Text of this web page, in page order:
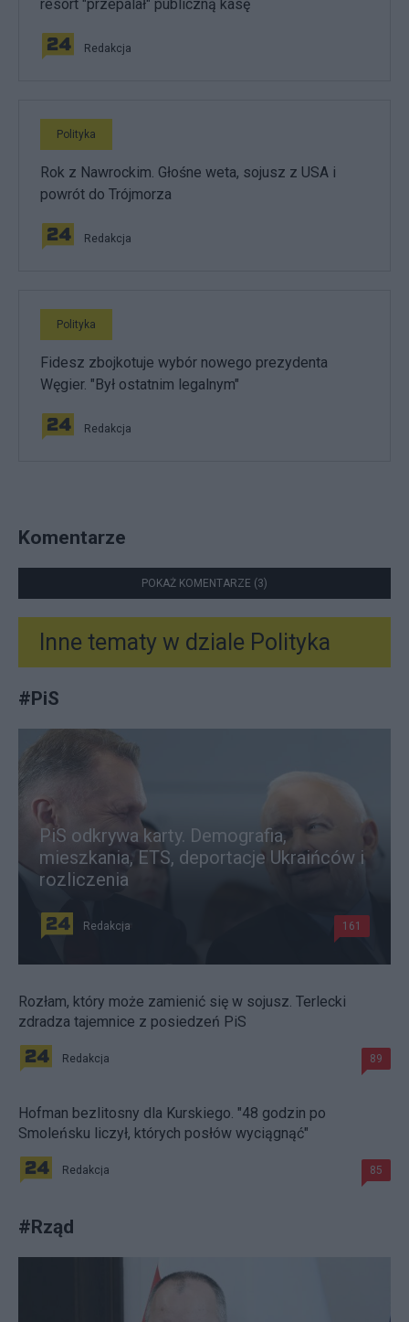
resort "przepalał" publiczną kasę
Redakcja
Polityka
Rok z Nawrockim. Głośne weta, sojusz z USA i
powrót do Trójmorza
Redakcja
Polityka
Fidesz zbojkotuje wybór nowego prezydenta
Węgier. "Był ostatnim legalnym"
Redakcja
Komentarze
POKAŻ KOMENTARZE (3)
Inne tematy w dziale Polityka
#PiS
PiS odkrywa karty. Demografia,
mieszkania, ETS, deportacje Ukraińców i
rozliczenia
Redakcja 161
Rozłam, który może zamienić się w sojusz. Terlecki
zdradza tajemnice z posiedzeń PiS
Redakcja 89
Hofman bezlitosny dla Kurskiego. "48 godzin po
Smoleńsku liczył, których posłów wyciągnąć"
Redakcja 85
#Rząd